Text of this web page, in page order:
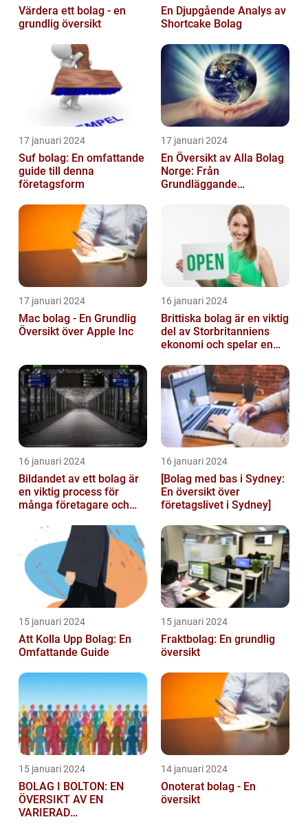
Värdera ett bolag - en
grundlig översikt
En Djupgående Analys av
Shortcake Bolag
17 januari 2024
Suf bolag: En omfattande
guide till denna
företagsform
17 januari 2024
En Översikt av Alla Bolag
Norge: Från
Grundläggande
Kvantitativa Mätningar
17 januari 2024
Mac bolag - En Grundlig
Översikt över Apple Inc
16 januari 2024
Brittiska bolag är en viktig
del av Storbritanniens
ekonomi och spelar en
landets...
16 januari 2024
Bildandet av ett bolag är
en viktig process för
många företagare och
starta ...
16 januari 2024
[Bolag med bas i Sydney:
En översikt över
företagslivet i Sydney]
15 januari 2024
Att Kolla Upp Bolag: En
Omfattande Guide
15 januari 2024
Fraktbolag: En grundlig
översikt
15 januari 2024
BOLAG I BOLTON: EN
ÖVERSIKT AV EN
VARIERAD
14 januari 2024
Onoterat bolag - En
översikt